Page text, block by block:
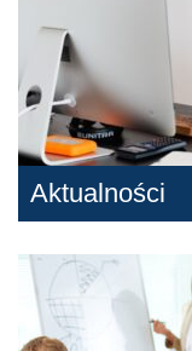
Aktualności